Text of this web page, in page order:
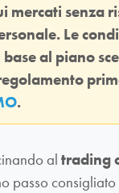
mercati senza
Le
al piano
.
al trading
passo